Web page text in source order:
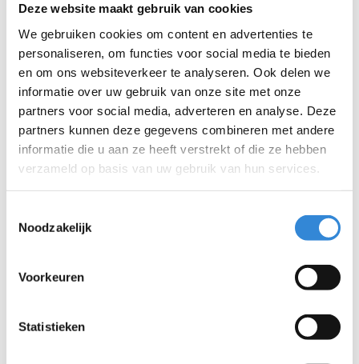
Deze website maakt gebruik van cookies
We gebruiken cookies om content en advertenties te
personaliseren, om functies voor social media te bieden
en om ons websiteverkeer te analyseren. Ook delen we
informatie over uw gebruik van onze site met onze
partners voor social media, adverteren en analyse. Deze
partners kunnen deze gegevens combineren met andere
informatie die u aan ze heeft verstrekt of die ze hebben
verzameld op basis van uw gebruik van hun services.
Noodzakelijk
Voorkeuren
Statistieken
Gravenallee zoekt persoonlijk begeleiders met
passie voor cliënten met een intensieve zorg- en
ondersteuningsvraag. Het is belangrijk om je bewust
te zijn dat deze doelgroep behoorlijk wat van je
vraagt als persoonlijk begeleider. Deins jij hier niet
voor terug en ligt hier voor jou zelfs de uitdaging?
Dan zou de Gravenallee wel eens de perfecte
werklocatie voor jou kunnen zijn!
begeleider?
Jij bent in het bezit van minimaal een agogisch
Je hebt kennis van en ruime ervaring in de
Gehandicaptenzorg , bij voorkeur aangevuld
met specifieke vakkennis op de doelgroep met